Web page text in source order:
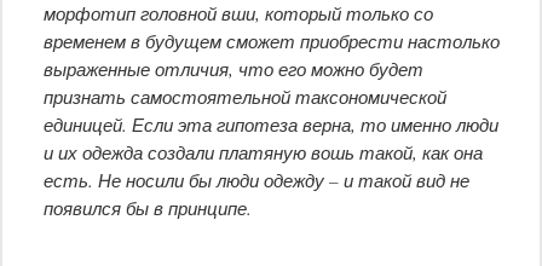
морфотип головной вши, который только со
временем в будущем сможет приобрести настолько
выраженные отличия, что его можно будет
признать самостоятельной таксономической
единицей. Если эта гипотеза верна, то именно люди
и их одежда создали платяную вошь такой, как она
есть. Не носили бы люди одежду – и такой вид не
появился бы в принципе.